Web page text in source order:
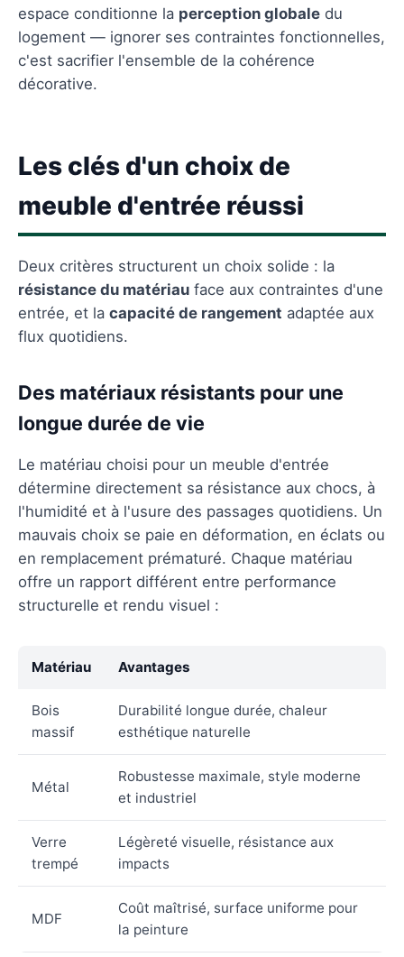
espace conditionne la perception globale du
logement — ignorer ses contraintes fonctionnelles,
c'est sacrifier l'ensemble de la cohérence
décorative.
Les clés d'un choix de
meuble d'entrée réussi
Deux critères structurent un choix solide : la
résistance du matériau face aux contraintes d'une
entrée, et la capacité de rangement adaptée aux
flux quotidiens.
Des matériaux résistants pour une
longue durée de vie
Le matériau choisi pour un meuble d'entrée
détermine directement sa résistance aux chocs, à
l'humidité et à l'usure des passages quotidiens. Un
mauvais choix se paie en déformation, en éclats ou
en remplacement prématuré. Chaque matériau
offre un rapport différent entre performance
structurelle et rendu visuel :
Matériau Avantages
Bois
massif
Durabilité longue durée, chaleur
esthétique naturelle
Métal
Robustesse maximale, style moderne
et industriel
Verre
trempé
Légèreté visuelle, résistance aux
impacts
MDF
Coût maîtrisé, surface uniforme pour
la peinture